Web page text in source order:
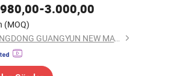
-3.000,00
(MOQ)
GUANGDONG GUANGYUN NEW MATERIAL CO., LTD.